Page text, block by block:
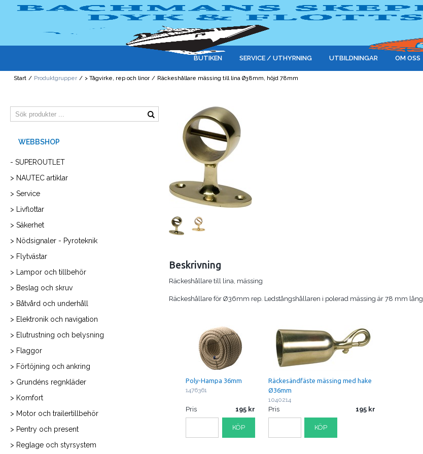
BUTIKEN SERVICE / UTHYRNING UTBILDNINGAR OM OSS
Start / Produktgrupper / > Tågvirke, rep och linor / Räckeshållare mässing till lina Ø38mm, höjd 78mm
- SUPEROUTLET
> NAUTEC artiklar
> Service
> Livflottar
> Säkerhet
> Nödsignaler - Pyroteknik
> Flytvästar
> Lampor och tillbehör
> Beslag och skruv
> Båtvård och underhåll
> Elektronik och navigation
> Elutrustning och belysning
> Flaggor
> Förtöjning och ankring
> Grundéns regnkläder
> Komfort
> Motor och trailertillbehör
> Pentry och present
> Reglage och styrsystem
Beskrivning
Räckeshållare till lina, mässing
Räckeshållare för Ø36mm rep. Ledstångshållaren i polerad mässing är 78 mm lång.
Poly-Hampa 36mm
1476361
Pris 195
KÖP
Räckesändfäste mässing med hake
Ø36mm
1040214
Pris 195
KÖP